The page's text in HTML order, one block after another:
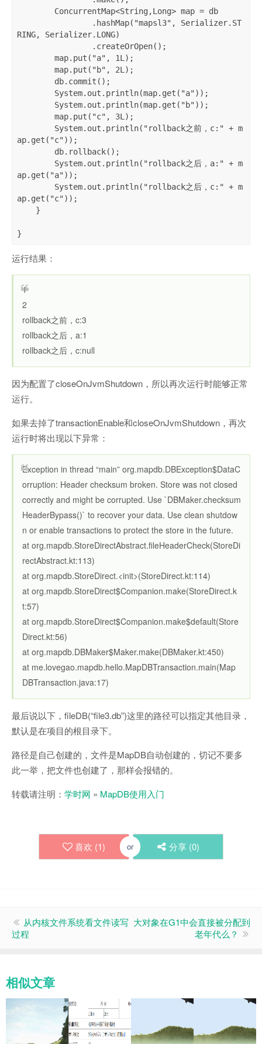
RING, Serializer.LONG)
ap.get("c"));
ap.get("a"));
ap.get("c"));
}
运行结果：
1
2
rollback之前，c:3
rollback之后，a:1
rollback之后，c:null
因为配置了closeOnJvmShutdown，所以再次运行时能够正常
运行。
如果去掉了transactionEnable和closeOnJvmShutdown，再次
运行时将出现以下异常：
Exception in thread “main” org.mapdb.DBException$DataC
orruption: Header checksum broken. Store was not closed
correctly and might be corrupted. Use `DBMaker.checksum
HeaderBypass()` to recover your data. Use clean shutdow
n or enable transactions to protect the store in the future.
at org.mapdb.StoreDirectAbstract.fileHeaderCheck(StoreDi
rectAbstract.kt:113)
at org.mapdb.StoreDirect.<init>(StoreDirect.kt:114)
at org.mapdb.StoreDirect$Companion.make(StoreDirect.k
t:57)
at org.mapdb.StoreDirect$Companion.make$default(Store
Direct.kt:56)
at org.mapdb.DBMaker$Maker.make(DBMaker.kt:450)
at me.lovegao.mapdb.hello.MapDBTransaction.main(Map
DBTransaction.java:17)
最后说以下，fileDB(“file3.db”)这里的路径可以指定其他目录，
默认是在项目的根目录下。
路径是自己创建的，文件是MapDB自动创建的，切记不要多
此一举，把文件也创建了，那样会报错的。
转载请注明： 学时网 » MapDB使用入门
喜欢 (1) or 分享 (0)
从内核文件系统看文件读写
过程
大对象在G1中会直接被分配到
老年代么？
相似文章